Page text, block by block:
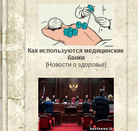
Как используются медицинские
банки
[Новости о здоровье]